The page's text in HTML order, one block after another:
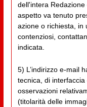
dell'intera
aspetto va tenuto
azione o richiesta, in
contenziosi,
indicata.
5) L’indirizzo e-mail
tecnica, di
osservazioni
(titolarità delle